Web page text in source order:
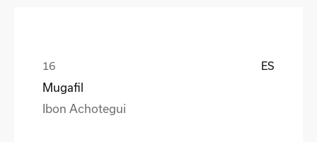
ES
Mugafil
Ibon Achotegui